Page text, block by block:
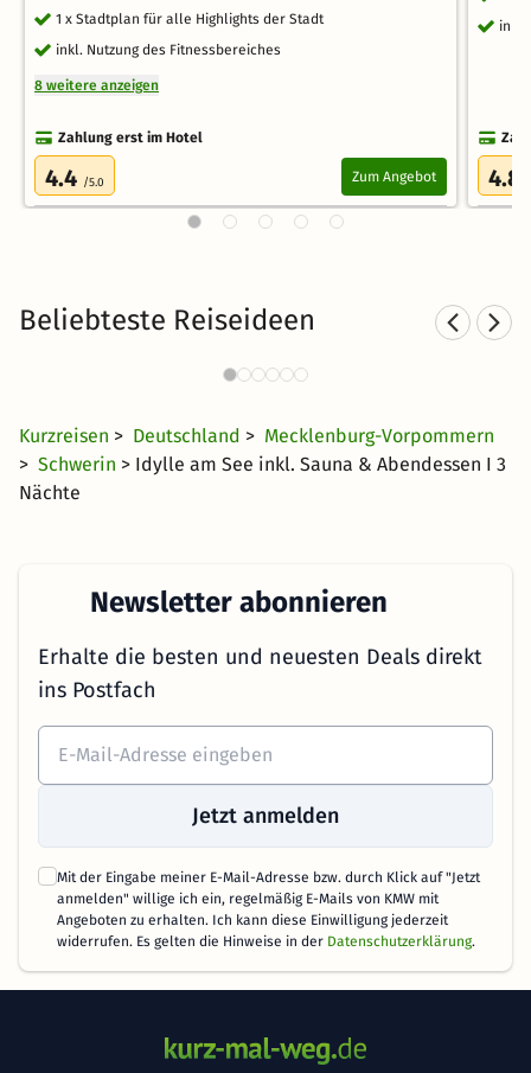
1 x Stadtplan für alle Highlights der Stadt
inkl. Nutzung des Fitnessbereiches
8 weitere anzeigen
Zahlung erst im Hotel
4.4 /5.0 Zum Angebot
inkl.
4.8
Beliebteste Reiseideen
Sporthotels in Mecklenburg-
Kurzreisen > Deutschland > Mecklenburg-Vorpommern
> Schwerin > Idylle am See inkl. Sauna & Abendessen I 3
Nächte
Newsletter abonnieren
Erhalte die besten und neuesten Deals direkt
ins Postfach
Jetzt anmelden
Mit der Eingabe meiner E-Mail-Adresse bzw. durch Klick auf "Jetzt
anmelden" willige ich ein, regelmäßig E-Mails von KMW mit
Angeboten zu erhalten. Ich kann diese Einwilligung jederzeit
widerrufen. Es gelten die Hinweise in der Datenschutzerklärung.